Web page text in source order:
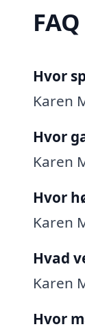
Hvor
Karen
Hvor
Karen
Hvor
Karen
Hvad
Karen
Hvor